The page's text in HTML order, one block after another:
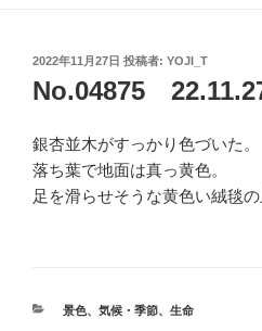
投
稿
日:
2022年11月27日 投稿者: YOJI_T
No.04875
銀杏並木がすっかり色づいた。
落ち葉で地面は真っ黄色。
足を滑らせそうな黄色い絨毯の
カ
景色、 気候・季節、 生命